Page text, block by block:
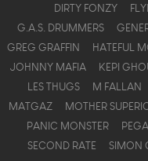
DIRTY FONZY
G.A.S. DRUMMERS
GREG GRAFFIN
HATEFUL
JOHNNY MAFIA
KEPI
LES THUGS
M FALLAN
MATGAZ
MOTHER
PANIC MONSTER
SECOND RATE
SIMON